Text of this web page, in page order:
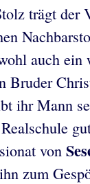
trägt der
auch
Bruder
ihr Mann
von
zum